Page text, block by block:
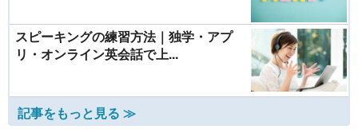
スピーキングの練習方法｜独学・アプ
リ・オンライン英会話で上...
記事をもっと見る ≫